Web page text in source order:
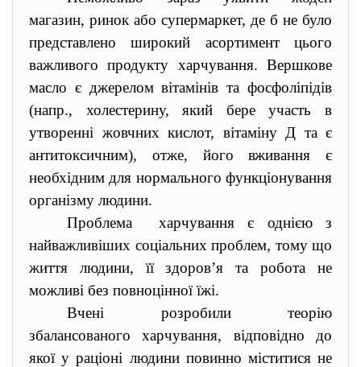
магазин, ринок або супермаркет, де б не було
представлено широкий асортимент цього
важливого продукту харчування. Вершкове
масло є джерелом вітамінів та фосфоліпідів
(напр., холестерину, який бере участь в
утворенні жовчних кислот, вітаміну Д та є
антитоксичним), отже, його вживання є
необхідним для нормального функціонування
організму людини.
Проблема харчування є однією з
найважливіших соціальних проблем, тому що
життя людини, її здоров’я та робота не
можливі без повноцінної їжі.
Вчені розробили теорію
збалансованого харчування, відповідно до
якої у раціоні людини повинно міститися не